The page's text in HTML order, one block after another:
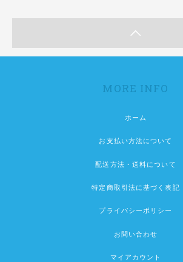
MORE INFO
ホーム
お支払い方法について
配送方法・送料について
特定商取引法に基づく表記
プライバシーポリシー
お問い合わせ
マイアカウント